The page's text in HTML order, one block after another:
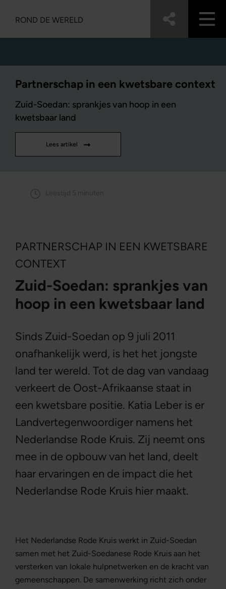
ROND DE WERELD
Partnerschap in een kwetsbare context
Zuid-Soedan: sprankjes van hoop in een
kwetsbaar land
Lees artikel
PARTNERSCHAP IN EEN KWETSBARE
CONTEXT
Zuid-Soedan: sprankjes van
hoop in een kwetsbaar land
Sinds Zuid-Soedan op 9 juli 2011
onafhankelijk werd, is het het jongste
land ter wereld. Tot de dag van vandaag
verkeert de Oost-Afrikaanse staat in
een kwetsbare positie. Katia Leber is er
Landvertegenwoordiger namens het
Nederlandse Rode Kruis. Zij neemt ons
mee in de opbouw van het land, deelt
haar ervaringen en de impact die het
Nederlandse Rode Kruis hier maakt.
Het Nederlandse Rode Kruis werkt in Zuid-Soedan
samen met het Zuid-Soedanese Rode Kruis aan het
versterken van lokale hulpnetwerken en de kracht van
gemeenschappen. De samenwerking richt zich onder